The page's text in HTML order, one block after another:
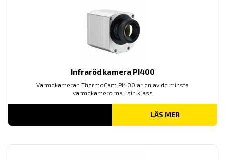
Infraröd kamera PI400
Värmekameran ThermoCam PI400 är en av de minsta
värmekamerorna i sin klass
LÄS MER